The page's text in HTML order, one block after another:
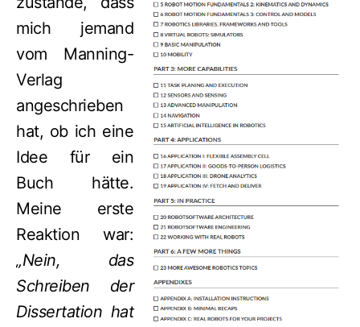
mich jemand
vom Manning-
Verlag
angeschrieben
hat, ob ich eine
Idee für ein
Buch hätte.
Meine erste
Reaktion war:
„Nein, das
Schreiben der
Dissertation hat